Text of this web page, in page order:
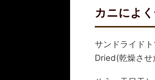
カニによ
サンドライド
Dried(乾燥させ